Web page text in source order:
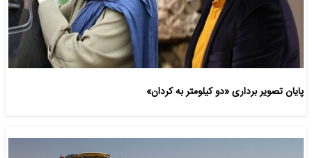
پایان تصویر برداری «دو کیلومتر به کردان»